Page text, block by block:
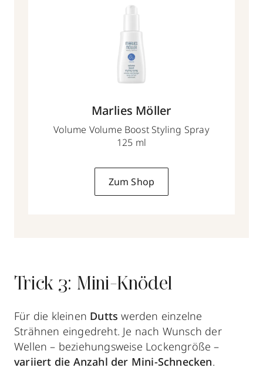
Marlies Möller
Volume Volume Boost Styling Spray
125 ml
Zum Shop
Trick 3: Mini-Knödel
Für die kleinen Dutts werden einzelne
Strähnen eingedreht. Je nach Wunsch der
Wellen – beziehungsweise Lockengröße –
variiert die Anzahl der Mini-Schnecken.